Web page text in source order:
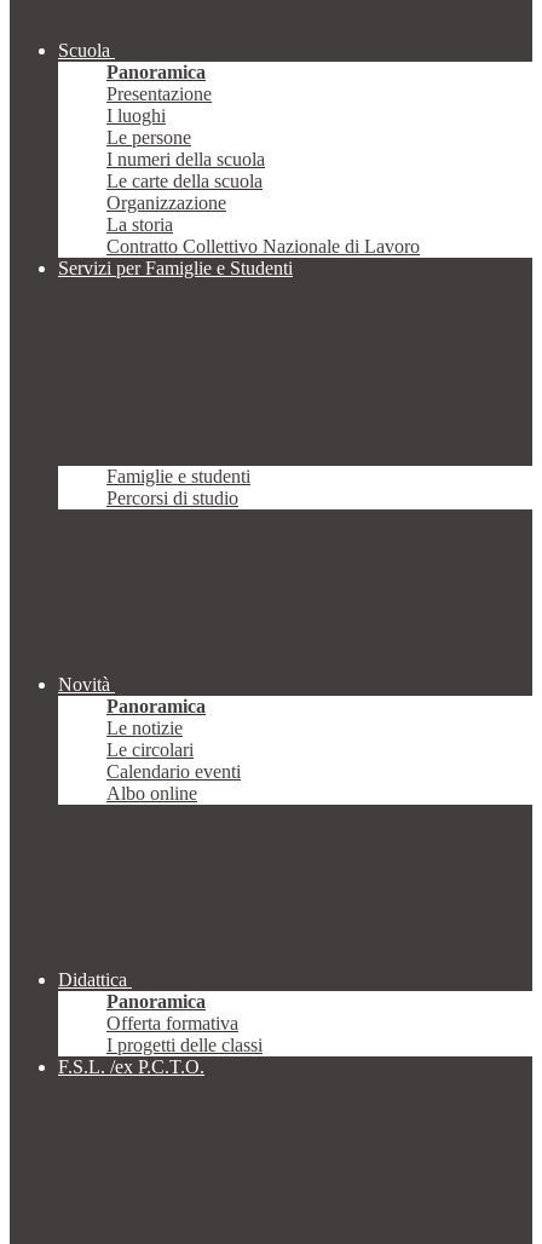
Scuola
Panoramica
Presentazione
I luoghi
Le persone
I numeri della scuola
Le carte della scuola
Organizzazione
La storia
Contratto Collettivo Nazionale di Lavoro
Servizi per Famiglie e Studenti
Famiglie e studenti
Percorsi di studio
Novità
Panoramica
Le notizie
Le circolari
Calendario eventi
Albo online
Didattica
Panoramica
Offerta formativa
I progetti delle classi
F.S.L. /ex P.C.T.O.